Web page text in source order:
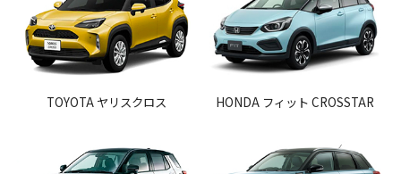
TOYOTA ヤリスクロス HONDA フィット CROSSTAR